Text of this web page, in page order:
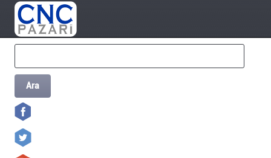
Ara